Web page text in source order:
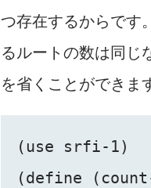
つ存在するからです
るルートの数は同
を省くことができま
(use srfi-1)
(define